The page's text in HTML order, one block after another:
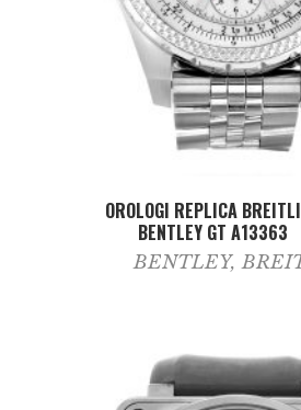
ADD TO CART
OROLOGI REPLICA
BENTLEY GT A13363
BENTLEY,